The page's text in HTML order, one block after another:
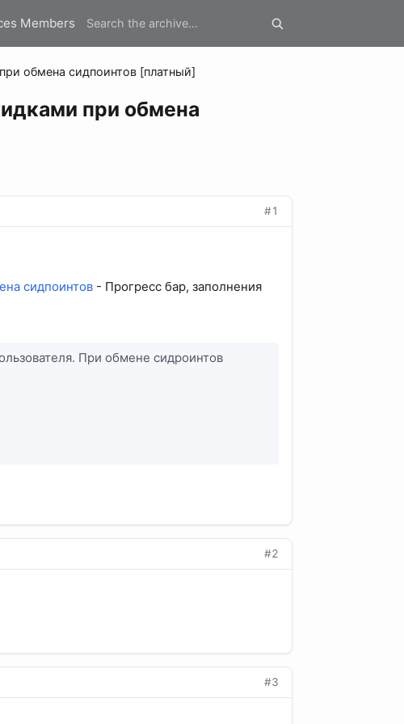
Members
обмена сидпоинтов [платный]
при обмена
#1
сидпоинтов - Прогресс бар, заполнения
При обмене сидроинтов
#2
#3